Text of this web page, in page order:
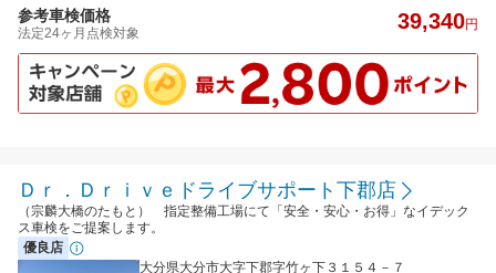
参考車検価格
法定24ヶ月点検対象 39,340円
Ｄｒ．Ｄｒｉｖｅドライブサポート下郡店
（宗麟大橋のたもと） 指定整備工場にて「安全・安心・お得」なイデック
ス車検をご提案します。
優良店
大分県大分市大字下郡字竹ヶ下３１５４－７